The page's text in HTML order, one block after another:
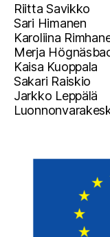
Riitta Savikko
Sari Himanen
Karoliina
Merja
Kaisa Kuoppala
Sakari Raiskio
Jarkko Leppälä